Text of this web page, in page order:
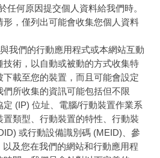
任何原因提交個人資料給我們時。
形，僅列出可能會收集您個人資料
我們的行動應用程式或本網站互動
術，以自動或被動的方式收集特
載至您的裝置，而且可能會設定
所收集的資訊可能包括但不限
(IP) 位址、電腦/行動裝置作業系
類型、行動裝置的特性、行動裝
或行動設備識別碼 (MEID)、參
及您在我們的網站和行動應用程